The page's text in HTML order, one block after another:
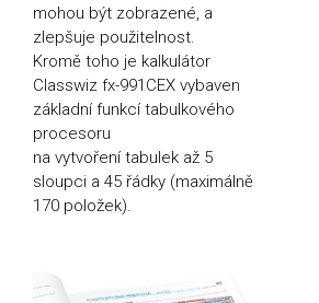
mohou být zobrazené, a
zlepšuje použitelnost.
Kromě toho je kalkulátor
Classwiz fx-991CEX vybaven
základní funkcí tabulkového
procesoru
na vytvoření tabulek až 5
sloupci a 45 řádky (maximálně
170 položek).